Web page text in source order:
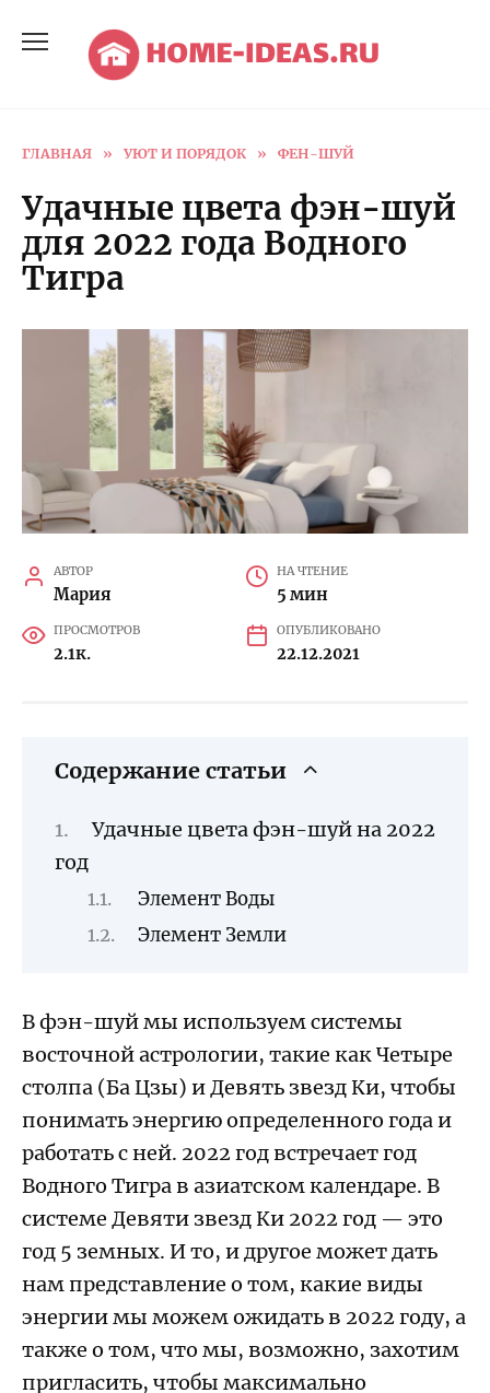
содержанию
ГЛАВНАЯ » УЮТ И ПОРЯДОК » ФЕН-ШУЙ
Удачные цвета фэн-шуй
для 2022 года Водного
Тигра
АВТОР
Мария
НА ЧТЕНИЕ
5 мин
ПРОСМОТРОВ
2.1к.
ОПУБЛИКОВАНО
22.12.2021
Содержание статьи
Удачные цвета фэн-шуй на 2022
год
Элемент Воды
Элемент Земли
Вфэн-шуймы используем системы
восточной астрологии, такие какЧетыре
столпа (Ба Цзы) и Девять звезд Ки, чтобы
понимать энергию определенного года и
работать с ней. 2022 год встречает год
Водного Тигра в азиатском календаре. В
системе Девяти звезд Ки 2022 год — это
год 5 земных. И то, и другое может дать
нам представление о том, какие виды
энергии мы можем ожидать в 2022 году, а
также о том, что мы, возможно, захотим
пригласить, чтобы максимально